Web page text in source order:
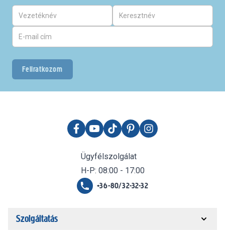
Feliratkozom
Ügyfélszolgálat
H-P: 08:00 - 17:00
+36-80/32-32-32
Szolgáltatás